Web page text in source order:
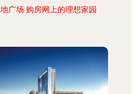
广场 购房网上的理想家园